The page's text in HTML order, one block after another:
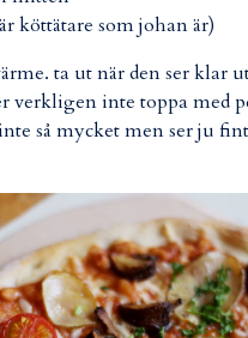
köttätare som johan är)
ta ut när den ser klar
verkligen inte toppa med
så mycket men ser ju